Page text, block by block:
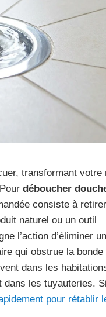
transformant votre
déboucher
consiste à retirer
naturel ou un outil
l’action d’éliminer un
qui obstrue la bonde
dans les
dans les tuyauteries.
pour rétablir